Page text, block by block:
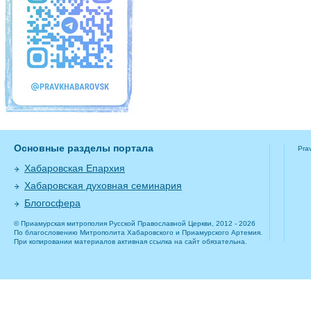
Основные разделы портала
Хабаровская Епархия
Хабаровская духовная семинария
Блогосфера
© Приамурская митрополия Русской Православной Церкви, 2012 - 2026
По благословению Митрополита Хабаровского и Приамурского Артемия.
При копировании материалов активная ссылка на сайт обязательна.